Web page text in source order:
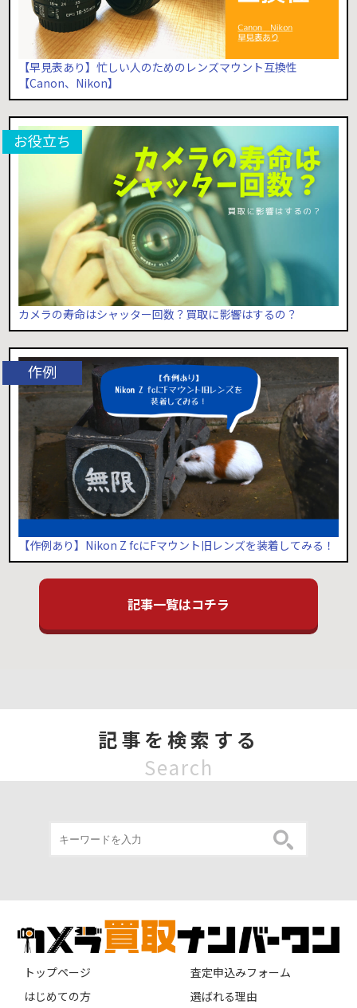
【早見表あり】忙しい人のためのレンズマウント互換性
【Canon、Nikon】
カメラの寿命はシャッター回数？買取に影響はするの？
【作例あり】Nikon Z fcにFマウント旧レンズを装着してみる！
記事一覧はコチラ
記事を検索する
Search
トップページ
査定申込みフォーム
はじめての方
選ばれる理由